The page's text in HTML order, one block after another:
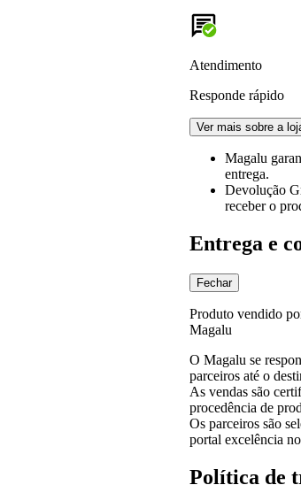
Atendimento
Responde rápido
Ver mais sobre a
Magalu
entrega.
Devolução
receber o
Entrega e
Fechar
Produto vendido
Magalu
O Magalu se
parceiros até o
As vendas são
procedência de
Os parceiros são
portal excelência
Política de